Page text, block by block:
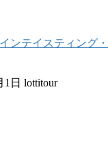
ンテイスティング
1日 lottitour